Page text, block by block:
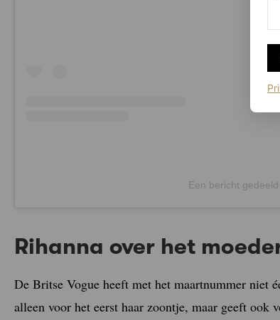
Een bericht
Rihanna over het
De Britse Vogue heeft met het maartnummer niet
alleen voor het eerst haar zoontje, maar geeft ook